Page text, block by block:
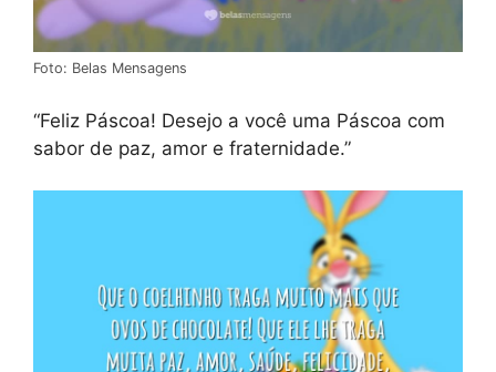
Foto: Belas Mensagens
“Feliz Páscoa! Desejo a você uma Páscoa com
sabor de paz, amor e fraternidade.”